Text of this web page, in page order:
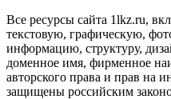
Все ресурсы сайта 1lkz.ru,
текстовую, графическую,
информацию, структуру,
доменное имя, фирменное
авторского права и прав на
защищены российским